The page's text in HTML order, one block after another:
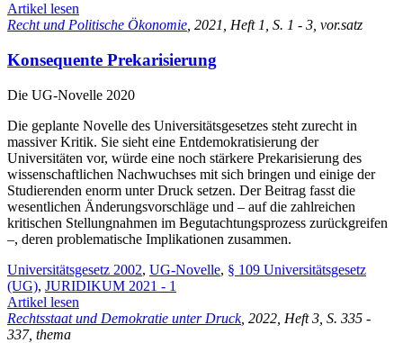
Artikel lesen
Recht und Politische Ökonomie, 2021, Heft 1, S. 1 - 3, vor.satz
Konsequente Prekarisierung
Die UG-Novelle 2020
Die geplante Novelle des Universitätsgesetzes steht zurecht in
massiver Kritik. Sie sieht eine Entdemokratisierung der
Universitäten vor, würde eine noch stärkere Prekarisierung des
wissenschaftlichen Nachwuchses mit sich bringen und einige der
Studierenden enorm unter Druck setzen. Der Beitrag fasst die
wesentlichen Änderungsvorschläge und – auf die zahlreichen
kritischen Stellungnahmen im Begutachtungsprozess zurückgreifen
–, deren problematische Implikationen zusammen.
Universitätsgesetz 2002, UG-Novelle, § 109 Universitätsgesetz
(UG), JURIDIKUM 2021 - 1
Artikel lesen
Rechtsstaat und Demokratie unter Druck, 2022, Heft 3, S. 335 -
337, thema